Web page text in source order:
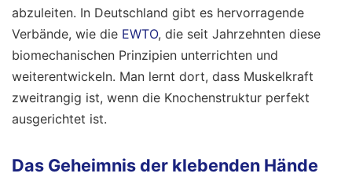
abzuleiten. In Deutschland gibt es hervorragende
Verbände, wie die EWTO, die seit Jahrzehnten diese
biomechanischen Prinzipien unterrichten und
weiterentwickeln. Man lernt dort, dass Muskelkraft
zweitrangig ist, wenn die Knochenstruktur perfekt
ausgerichtet ist.
Das Geheimnis der klebenden Hände